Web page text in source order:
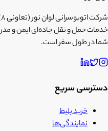
خدمات حمل و نقل جاده‌ای ایمن و
شما در طول سفر است.
دسترسی سریع
خرید بلیط
نمایندگی‌ها